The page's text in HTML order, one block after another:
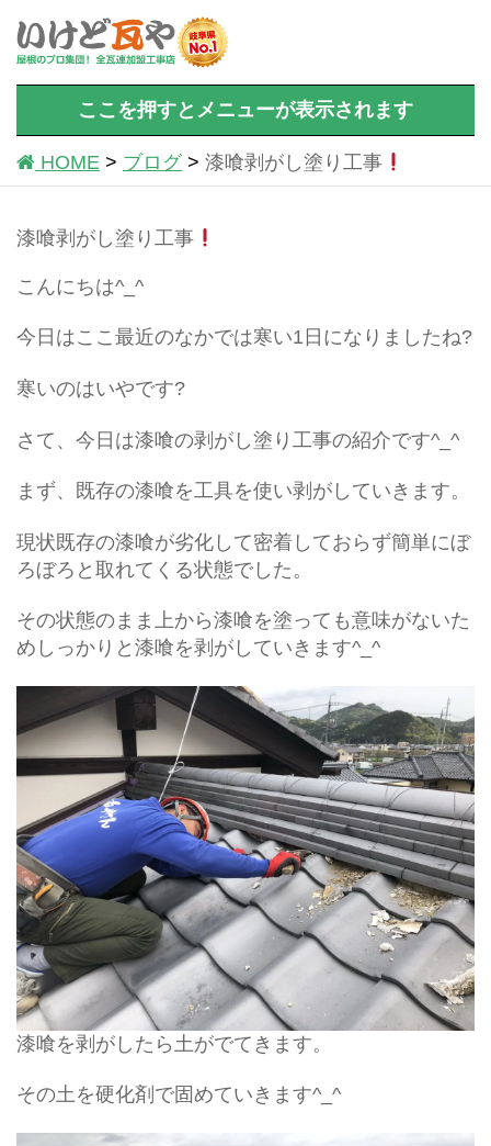
ここを押すとメニューが表示されます
HOME ブログ 漆喰剥がし塗り工事
漆喰剥がし塗り工事
こんにちは^_^
今日はここ最近のなかでは寒い1日になりましたね?
寒いのはいやです?
さて、今日は漆喰の剥がし塗り工事の紹介です^_^
まず、既存の漆喰を工具を使い剥がしていきます。
現状既存の漆喰が劣化して密着しておらず簡単にぼ
ろぼろと取れてくる状態でした。
その状態のまま上から漆喰を塗っても意味がないた
めしっかりと漆喰を剥がしていきます^_^
漆喰を剥がしたら土がでてきます。
その土を硬化剤で固めていきます^_^